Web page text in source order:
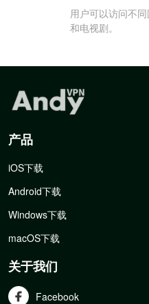
用户可以访问不
和电视剧。
产品
iOS下载
Android下载
Windows下载
macOS下载
关于我们
Facebook